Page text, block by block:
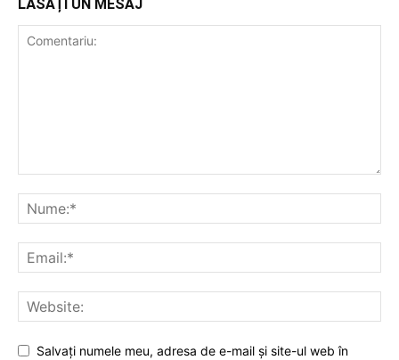
LĂSAȚI UN MESAJ
Salvați numele meu, adresa de e-mail și site-ul web în